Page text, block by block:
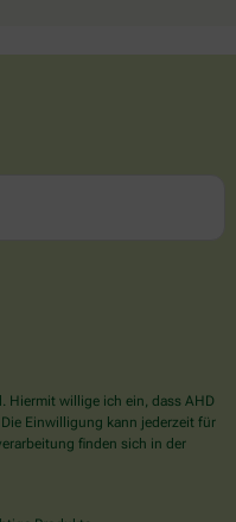
Hiermit willige ich ein, dass AHD
Einwilligung kann jederzeit für
finden sich in der